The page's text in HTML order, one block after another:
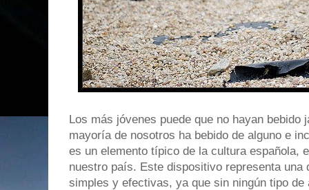
Los más jóvenes puede que no hayan bebido
mayoría de nosotros ha bebido de alguno e
es un elemento típico de la cultura española,
nuestro país. Este dispositivo representa una
simples y efectivas, ya que sin ningún tipo